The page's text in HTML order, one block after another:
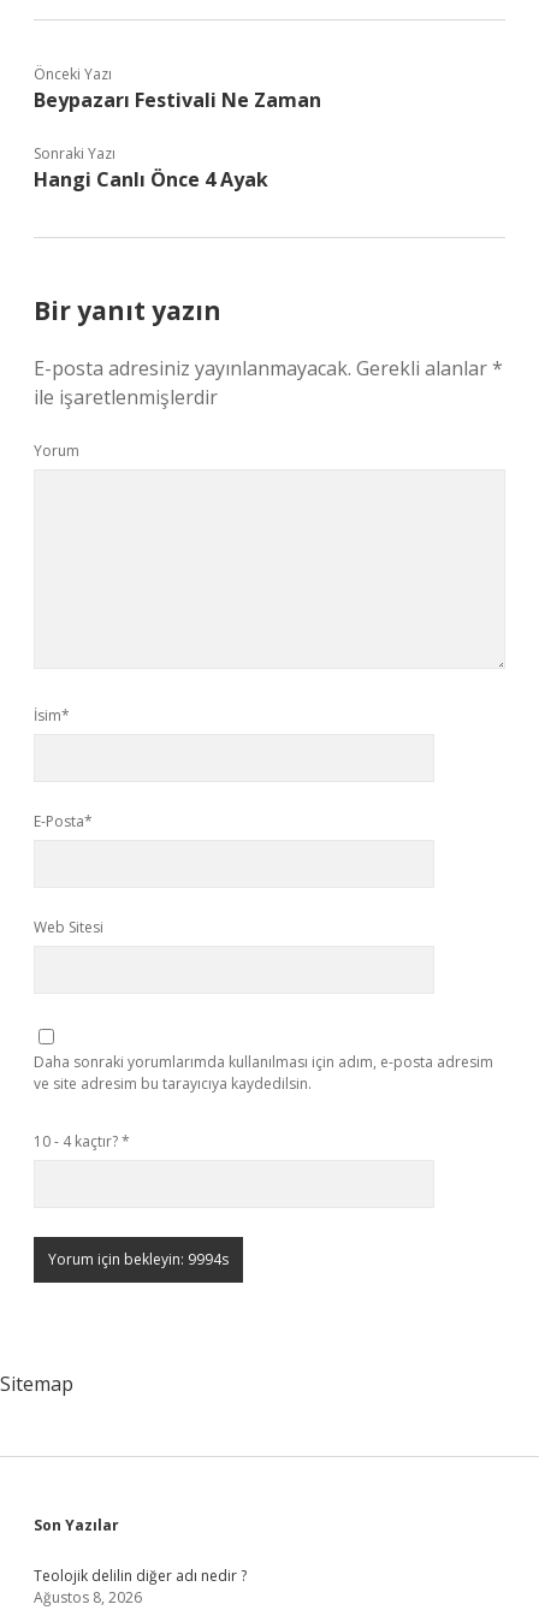
Önceki Yazı
Beypazarı Festivali Ne Zaman
Sonraki Yazı
Hangi Canlı Önce 4 Ayak
Bir yanıt yazın
E-posta adresiniz yayınlanmayacak. Gerekli alanlar*
ile işaretlenmişlerdir
Yorum
İsim*
E-Posta*
Web Sitesi
Daha sonraki yorumlarımda kullanılması için adım, e-posta adresim
ve site adresim bu tarayıcıya kaydedilsin.
10 - 4 kaçtır?*
Sitemap
Sidebar
Son Yazılar
Teolojik delilin diğer adı nedir ?
Ağustos 8, 2026